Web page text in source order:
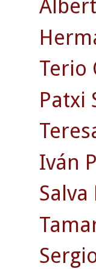
Terio
Patxi
Iván